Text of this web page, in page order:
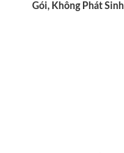
Gói, Không Phát Sinh